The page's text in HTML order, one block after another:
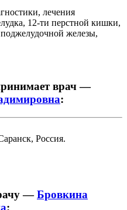
лечения
12-ти перстной кишки,
железы,
врач —
:
Россия.
—Бровкина
: